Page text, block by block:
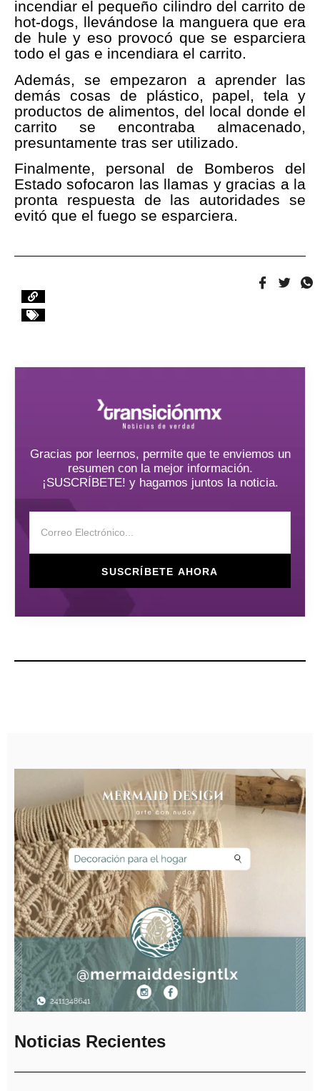
incendiar el pequeño cilindro del carrito de
hot-dogs, llevándose la manguera que era
de hule y eso provocó que se esparciera
todo el gas e incendiara el carrito.
Además, se empezaron a aprender las
demás cosas de plástico, papel, tela y
productos de alimentos, del local donde el
carrito se encontraba almacenado,
presuntamente tras ser utilizado.
Finalmente, personal de Bomberos del
Estado sofocaron las llamas y gracias a la
pronta respuesta de las autoridades se
evitó que el fuego se esparciera.
Gracias por leernos, permite que te enviemos un
resumen con la mejor información.
¡SUSCRÍBETE! y hagamos juntos la noticia.
SUSCRÍBETE AHORA
Noticias Recientes